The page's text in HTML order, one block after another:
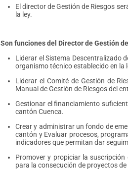
El director de Gestión de Riesgos
la ley.
Son funciones del Director de Gestión
Liderar el Sistema Descentralizado
organismo técnico establecido en la
Liderar el Comité de Gestión de
Manual de Gestión de Riesgos del
Gestionar el financiamiento
cantón Cuenca.
Crear y administrar un fondo de
cantón y Evaluar procesos,
indicadores que permitan dar
Promover y propiciar la
para la consecución de proyectos